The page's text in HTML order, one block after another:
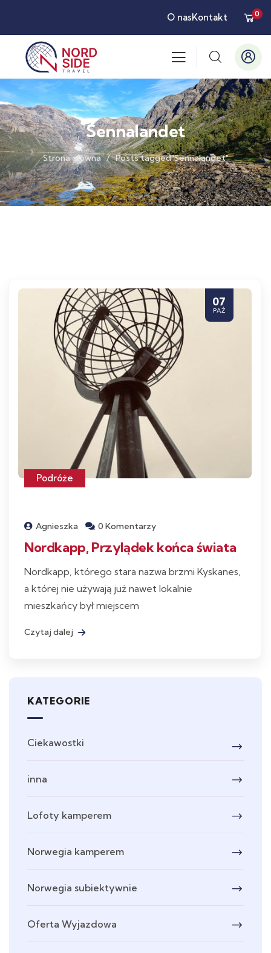
O nasKontakt 0
Sennalandet
Strona główna Posts tagged"Sennalandet"
07
PAŹ
Podróże
Agnieszka 0 Komentarzy
Nordkapp, Przylądek końca świata
Nordkapp, którego stara nazwa brzmi Kyskanes,
a której nie używają już nawet lokalnie
mieszkańcy był miejscem
Czytaj dalej
KATEGORIE
Ciekawostki
inna
Lofoty kamperem
Norwegia kamperem
Norwegia subiektywnie
Oferta Wyjazdowa